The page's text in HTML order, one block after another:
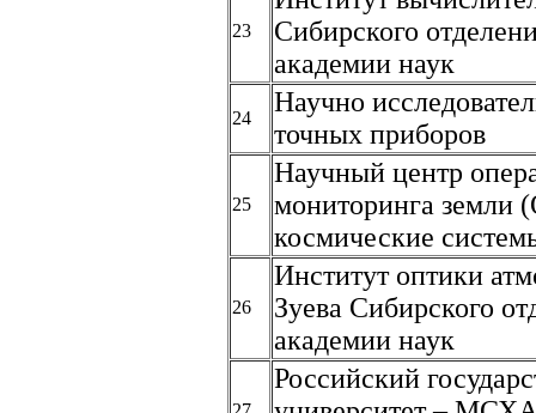
23
Сибирского
академии наук
24
Научно
точных приборов
25
Научный центр
мониторинга земли
космические
26
Институт оптики
Зуева Сибирского
академии наук
Российский